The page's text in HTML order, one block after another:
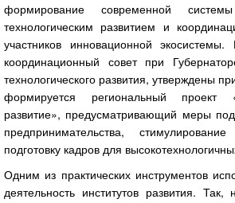
формирование современной
технологическим развитием и
участников инновационной
координационный совет при
технологического развития, утверждены
формируется региональный проект
развитие», предусматривающий меры
предпринимательства,
подготовку кадров для
Одним из практических инструментов
деятельность институтов развития.